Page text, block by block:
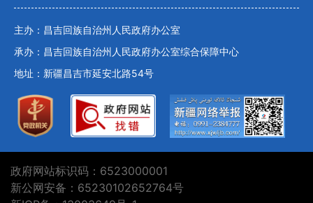
主办：昌吉回族自治州人民政府办公室
承办：昌吉回族自治州人民政府办公室综合保障中心
地址：新疆昌吉市延安北路54号
政府网站标识码：6523000001
新公网安备：65230102652764号